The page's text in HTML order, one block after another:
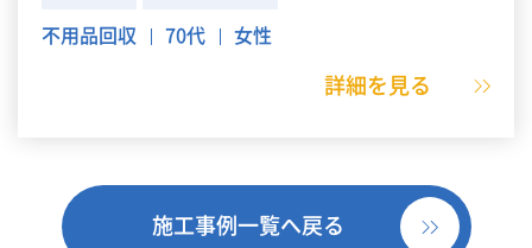
不用品回収 70代 女性
詳細を見る
施工事例一覧へ戻る